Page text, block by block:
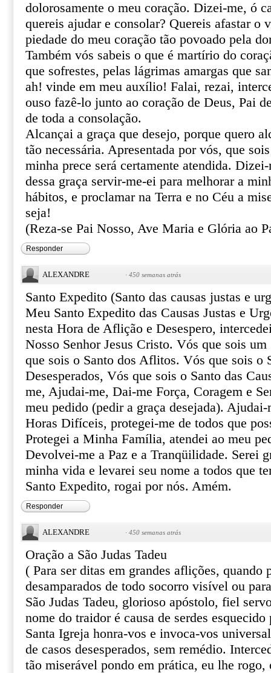
dolorosamente o meu coração. Dizei-me, ó
quereis ajudar e consolar? Quereis afastar o
piedade do meu coração tão povoado pela
Também vós sabeis o que é martírio do
que sofrestes, pelas lágrimas amargas que
ah! vinde em meu auxílio! Falai, rezai,
ouso fazê-lo junto ao coração de Deus, Pai
de toda a consolação.
Alcançai a graça que desejo, porque quero
tão necessária. Apresentada por vós, que
minha prece será certamente atendida.
dessa graça servir-me-ei para melhorar a
hábitos, e proclamar na Terra e no Céu a
seja!
(Reza-se Pai Nosso, Ave Maria e Glória ao
Responder
ALEXANDRE · 450 semanas atrás
Santo Expedito (Santo das causas justas e
Meu Santo Expedito das Causas Justas e
nesta Hora de Aflição e Desespero,
Nosso Senhor Jesus Cristo. Vós que sois
que sois o Santo dos Aflitos. Vós que sois o
Desesperados, Vós que sois o Santo das
me, Ajudai-me, Dai-me Força, Coragem e
meu pedido (pedir a graça desejada). Ajudai-
Horas Difíceis, protegei-me de todos que
Protegei a Minha Família, atendei ao meu
Devolvei-me a Paz e a Tranqüilidade. Serei
minha vida e levarei seu nome a todos que
Santo Expedito, rogai por nós. Amém.
Responder
ALEXANDRE · 450 semanas atrás
Oração a São Judas Tadeu
( Para ser ditas em grandes aflições, quando
desamparados de todo socorro visível ou
São Judas Tadeu, glorioso apóstolo, fiel
nome do traidor é causa de serdes
Santa Igreja honra-vos e invoca-vos
de casos desesperados, sem remédio.
tão miserável pondo em prática, eu lhe